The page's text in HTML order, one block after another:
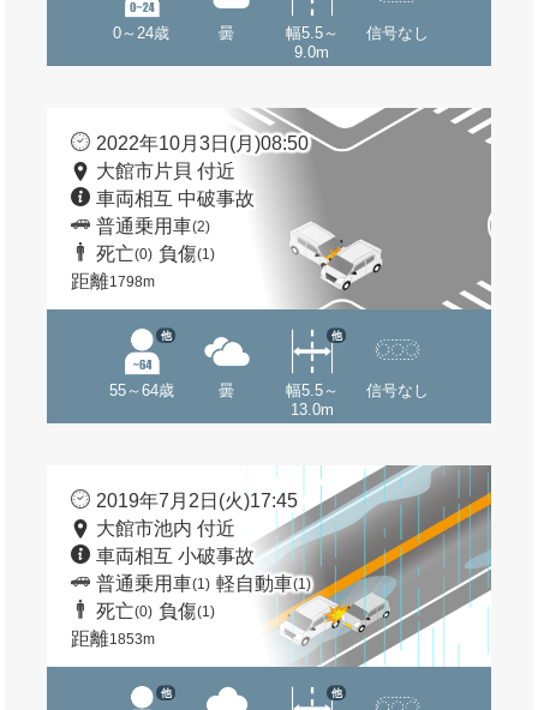
0～24歳 曇
幅5.5～
9.0m
信号なし
2022年10月3日(月)08:50
大館市片貝 付近
車両相互 中破事故
普通乗用車(2)
死亡(0) 負傷(1)
距離1798m
55～64歳
他
曇
幅5.5～
13.0m
他
信号なし
2019年7月2日(火)17:45
大館市池内 付近
車両相互 小破事故
普通乗用車(1) 軽自動車(1)
死亡(0) 負傷(1)
距離1853m
他 他